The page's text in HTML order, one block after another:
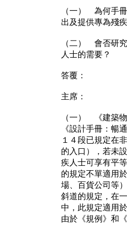
（一） 為何手
出及提供專為殘
（二） 會否研
人士的需要？
答覆：
主席：
（一） 《建築
《設計手冊：暢
１４段已規定在
的入口），若未
疾人士可享有平
的規定不單適用
場、百貨公司等
斜道的規定，在
中，此規定適用
由於《規例》和